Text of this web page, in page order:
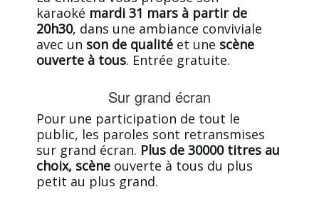
karaoké mardi 31 mars à partir de
20h30, dans une ambiance conviviale
avec un son de qualité et une scène
ouverte à tous. Entrée gratuite.
Sur grand écran
Pour une participation de tout le
public, les paroles sont retransmises
sur grand écran. Plus de 30000 titres au
choix, scène ouverte à tous du plus
petit au plus grand.